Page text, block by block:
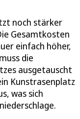
noch stärker
Gesamtkosten
einfach höher,
die
ausgetauscht
Kunstrasenplatz
was sich